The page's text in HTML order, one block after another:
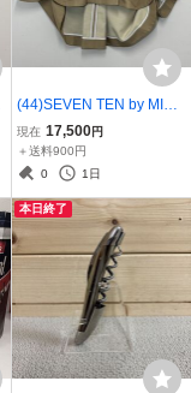
(44)SEVEN TEN by MIHO
KAWAHITO セブンテン バ
イ ミホ カワヒト ジャケッ
ト 9S601 ポリエステル S
64
現在 17,500円
＋送料900円
0
1日
本日終了